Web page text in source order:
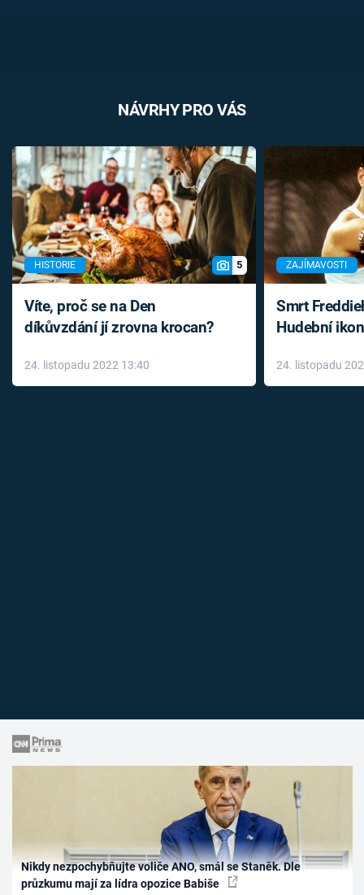
NÁVRHY PRO VÁS
HISTORIE 5
Víte, proč se na Den
díkůvzdání jí zrovna krocan?
24. listopadu 2022 13:40
ZAJÍMAVOSTI
Smrt
Hudební
léky
24. listopadu
Nikdy nezpochybňujte voliče ANO, smál se Staněk. Dle
průzkumu mají za lídra opozice Babiše